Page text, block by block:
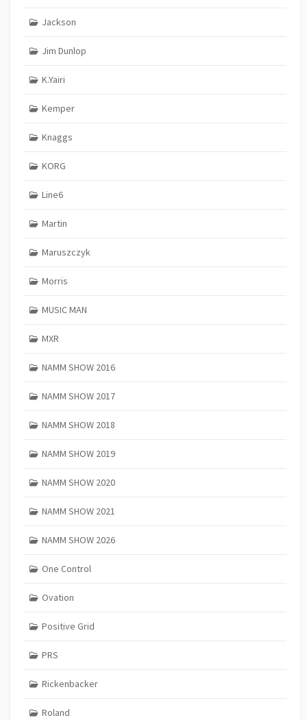
Jackson
Jim Dunlop
K.Yairi
Kemper
Knaggs
KORG
Line6
Martin
Maruszczyk
Morris
MUSIC MAN
MXR
NAMM SHOW 2016
NAMM SHOW 2017
NAMM SHOW 2018
NAMM SHOW 2019
NAMM SHOW 2020
NAMM SHOW 2021
NAMM SHOW 2026
One Control
Ovation
Positive Grid
PRS
Rickenbacker
Roland